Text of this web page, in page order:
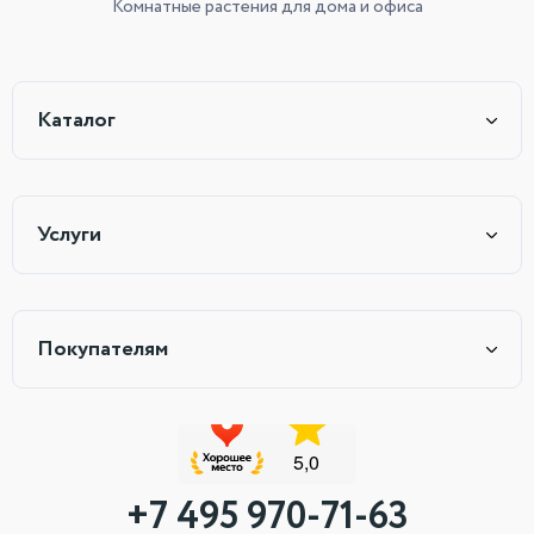
Комнатные растениядля дома и офиса
Каталог
Услуги
Покупателям
+7 495 970-71-63